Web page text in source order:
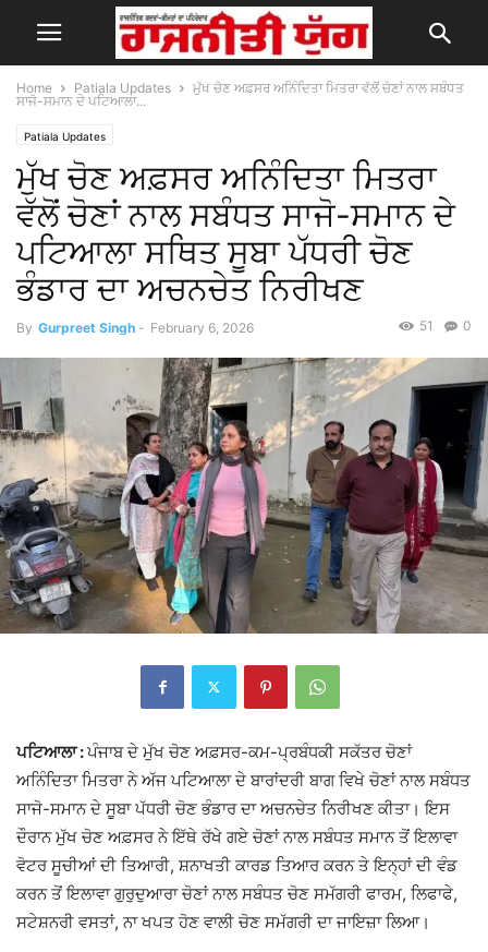
Home Patiala Updates
ਮੁੱਖ ਚੋਣ ਅਫ਼ਸਰ ਅਨਿੰਦਿਤਾ ਮਿਤਰਾ ਵੱਲੋਂ ਚੋਣਾਂ ਨਾਲ ਸਬੰਧਤ
ਸਾਜੋ-ਸਮਾਨ ਦੇ ਪਟਿਆਲਾ...
Patiala Updates
ਮੁੱਖ ਚੋਣ ਅਫ਼ਸਰ ਅਨਿੰਦਿਤਾ ਮਿਤਰਾ
ਵੱਲੋਂ ਚੋਣਾਂ ਨਾਲ ਸਬੰਧਤ ਸਾਜੋ-ਸਮਾਨ ਦੇ
ਪਟਿਆਲਾ ਸਥਿਤ ਸੂਬਾ ਪੱਧਰੀ ਚੋਣ
ਭੰਡਾਰ ਦਾ ਅਚਨਚੇਤ ਨਿਰੀਖਣ
By Gurpreet Singh - February 6, 2026 0
51
ਪਟਿਆਲਾ :ਪੰਜਾਬ ਦੇ ਮੁੱਖ ਚੋਣ ਅਫ਼ਸਰ-ਕਮ-ਪ੍ਰਬੰਧਕੀ ਸਕੱਤਰ ਚੋਣਾਂ
ਅਨਿੰਦਿਤਾ ਮਿਤਰਾ ਨੇ ਅੱਜ ਪਟਿਆਲਾ ਦੇ ਬਾਰਾਂਦਰੀ ਬਾਗ ਵਿਖੇ ਚੋਣਾਂ ਨਾਲ ਸਬੰਧਤ
ਸਾਜੋ-ਸਮਾਨ ਦੇ ਸੂਬਾ ਪੱਧਰੀ ਚੋਣ ਭੰਡਾਰ ਦਾ ਅਚਨਚੇਤ ਨਿਰੀਖਣ ਕੀਤਾ। ਇਸ
ਦੌਰਾਨ ਮੁੱਖ ਚੋਣ ਅਫ਼ਸਰ ਨੇ ਇੱਥੇ ਰੱਖੇ ਗਏ ਚੋਣਾਂ ਨਾਲ ਸਬੰਧਤ ਸਮਾਨ ਤੋਂ ਇਲਾਵਾ
ਵੋਟਰ ਸੂਚੀਆਂ ਦੀ ਤਿਆਰੀ, ਸ਼ਨਾਖਤੀ ਕਾਰਡ ਤਿਆਰ ਕਰਨ ਤੇ ਇਨ੍ਹਾਂ ਦੀ ਵੰਡ
ਕਰਨ ਤੋਂ ਇਲਾਵਾ ਗੁਰੁਦੁਆਰਾ ਚੋਣਾਂ ਨਾਲ ਸਬੰਧਤ ਚੋਣ ਸਮੱਗਰੀ ਫਾਰਮ, ਲਿਫਾਫੇ,
ਸਟੇਸ਼ਨਰੀ ਵਸਤਾਂ, ਨਾ ਖਪਤ ਹੋਣ ਵਾਲੀ ਚੋਣ ਸਮੱਗਰੀ ਦਾ ਜਾਇਜ਼ਾ ਲਿਆ।